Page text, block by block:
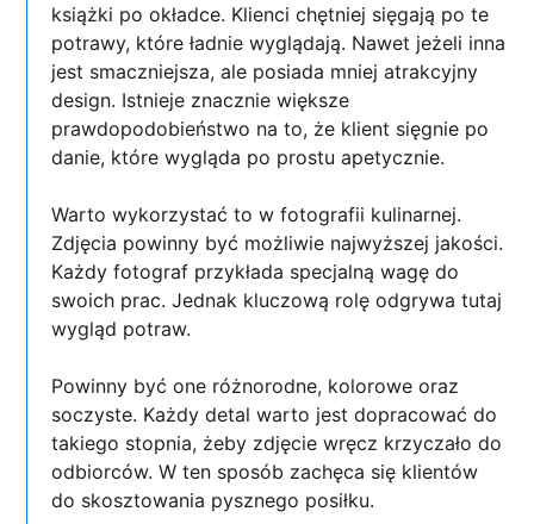
książki po okładce. Klienci chętniej sięgają po te
potrawy, które ładnie wyglądają. Nawet jeżeli inna
jest smaczniejsza, ale posiada mniej atrakcyjny
design. Istnieje znacznie większe
prawdopodobieństwo na to, że klient sięgnie po
danie, które wygląda po prostu apetycznie.
Warto wykorzystać to w fotografii kulinarnej.
Zdjęcia powinny być możliwie najwyższej jakości.
Każdy fotograf przykłada specjalną wagę do
swoich prac. Jednak kluczową rolę odgrywa tutaj
wygląd potraw.
Powinny być one różnorodne, kolorowe oraz
soczyste. Każdy detal warto jest dopracować do
takiego stopnia, żeby zdjęcie wręcz krzyczało do
odbiorców. W ten sposób zachęca się klientów
do skosztowania pysznego posiłku.